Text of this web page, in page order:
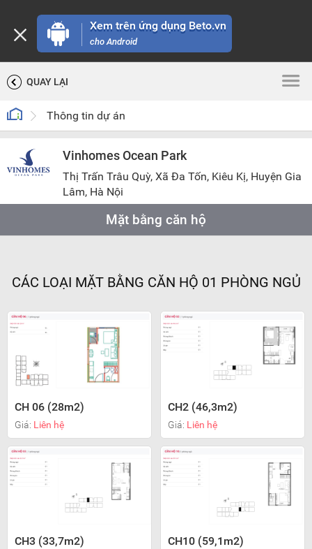
Xem trên ứng dụng Beto.vn
cho Android
QUAY LẠI
Thông tin dự án
Vinhomes Ocean Park
Thị Trấn Trâu Quỳ, Xã Đa Tốn, Kiêu Kị, Huyện Gia
Lâm, Hà Nội
Mặt bằng căn hộ
CÁC LOẠI MẶT BẰNG CĂN HỘ 01 PHÒNG NGỦ
CH 06 (28m2)
Giá: Liên hệ
CH2 (46,3m2)
Giá: Liên hệ
CH3 (33,7m2) CH10 (59,1m2)